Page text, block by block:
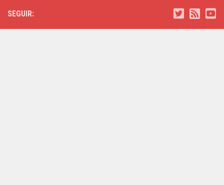
SEGUIR: